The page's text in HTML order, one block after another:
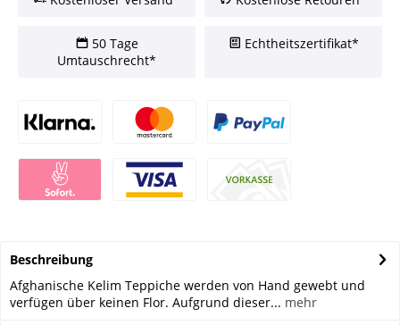
50 Tage
Umtauschrecht*
Echtheitszertifikat*
Beschreibung
Afghanische Kelim Teppiche werden von Hand gewebt und
verfügen über keinen Flor. Aufgrund dieser... mehr